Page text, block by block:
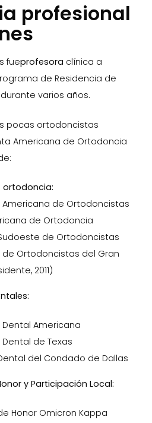
profesional
fueprofesora clínica a
de Residencia de
varios años.
pocas ortodoncistas
Americana de Ortodoncia
ortodoncia:
Americana de Ortodoncistas
de Ortodoncia
de Ortodoncistas
de Ortodoncistas del Gran
2011)
Americana
de Texas
del Condado de Dallas
y Participación Local:
Honor Omicron Kappa